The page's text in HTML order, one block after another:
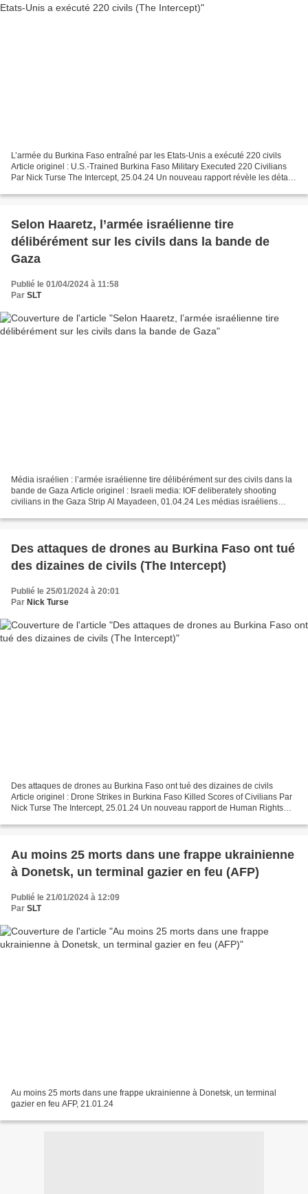
L’armée du Burkina Faso entraîné par les Etats-Unis a exécuté 220 civils
Article originel : U.S.-Trained Burkina Faso Military Executed 220 Civilians
Par Nick Turse The Intercept, 25.04.24 Un nouveau rapport révèle les détails
Selon Haaretz, l’armée israélienne tire
délibérément sur les civils dans la bande de
Gaza
Publié le 01/04/2024 à 11:58
Par SLT
Média israélien : l’armée israélienne tire délibérément sur des civils dans la
bande de Gaza Article originel : Israeli media: IOF deliberately shooting
civilians in the Gaza Strip Al Mayadeen, 01.04.24 Les médias israéliens
Des attaques de drones au Burkina Faso ont tué
des dizaines de civils (The Intercept)
Publié le 25/01/2024 à 20:01
Par Nick Turse
Des attaques de drones au Burkina Faso ont tué des dizaines de civils
Article originel : Drone Strikes in Burkina Faso Killed Scores of Civilians Par
Nick Turse The Intercept, 25.01.24 Un nouveau rapport de Human Rights
Au moins 25 morts dans une frappe ukrainienne
à Donetsk, un terminal gazier en feu (AFP)
Publié le 21/01/2024 à 12:09
Par SLT
Au moins 25 morts dans une frappe ukrainienne à Donetsk, un terminal
gazier en feu AFP, 21.01.24